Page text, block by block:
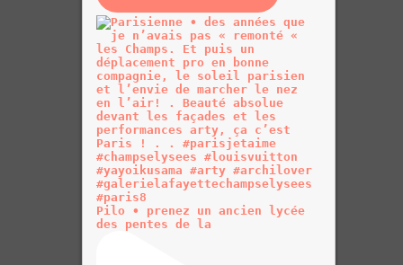
Pilo • prenez un ancien lycée
des pentes de la